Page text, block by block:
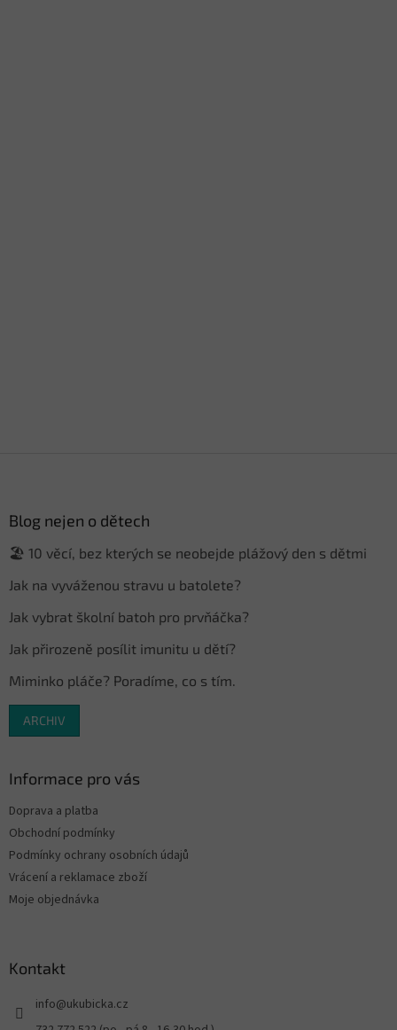
Blog nejen o dětech
🏖️ 10 věcí, bez kterých se neobejde plážový den s dětmi
Jak na vyváženou stravu u batolete?
Jak vybrat školní batoh pro prvňáčka?
Jak přirozeně posílit imunitu u dětí?
Miminko pláče? Poradíme, co s tím.
ARCHIV
Informace pro vás
Doprava a platba
Obchodní podmínky
Podmínky ochrany osobních údajů
Vrácení a reklamace zboží
Moje objednávka
Kontakt
info@ukubicka.cz